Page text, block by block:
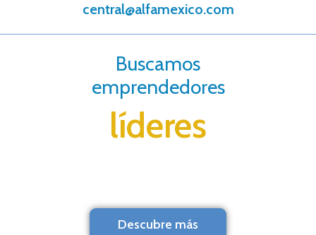
central@alfamexico.com
Buscamos
emprendedores
líderes
Descubre más